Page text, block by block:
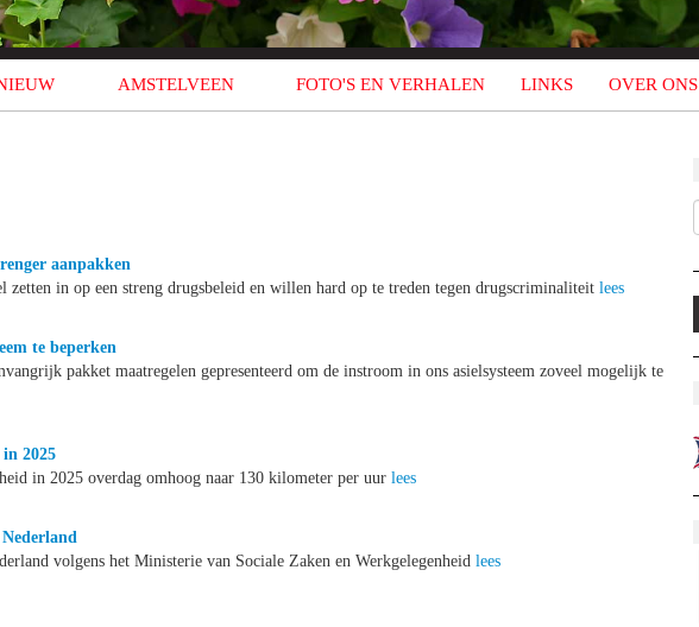
AMSTELVEEN FOTO'S EN VERHALEN LINKS OVER ONS
aanpakken
zetten in op een streng drugsbeleid en willen hard op te treden tegen drugscriminaliteit lees
te beperken
pakket maatregelen gepresenteerd om de instroom in ons asielsysteem zoveel mogelijk te
2025
in 2025 overdag omhoog naar 130 kilometer per uur lees
volgens het Ministerie van Sociale Zaken en Werkgelegenheid lees